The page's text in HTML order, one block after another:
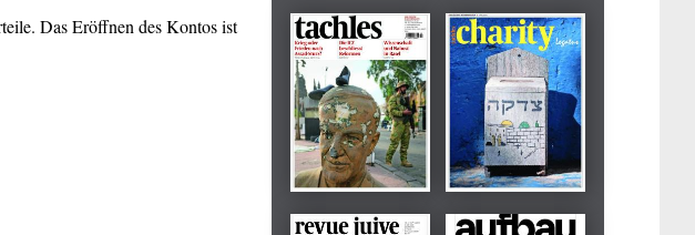
Das Eröffnen des Kontos ist
Dezember 2024 März 2026